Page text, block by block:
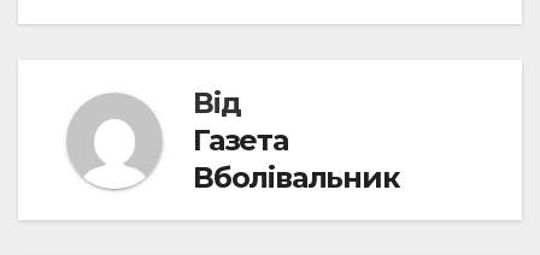
Від
Газета
Вболівальник